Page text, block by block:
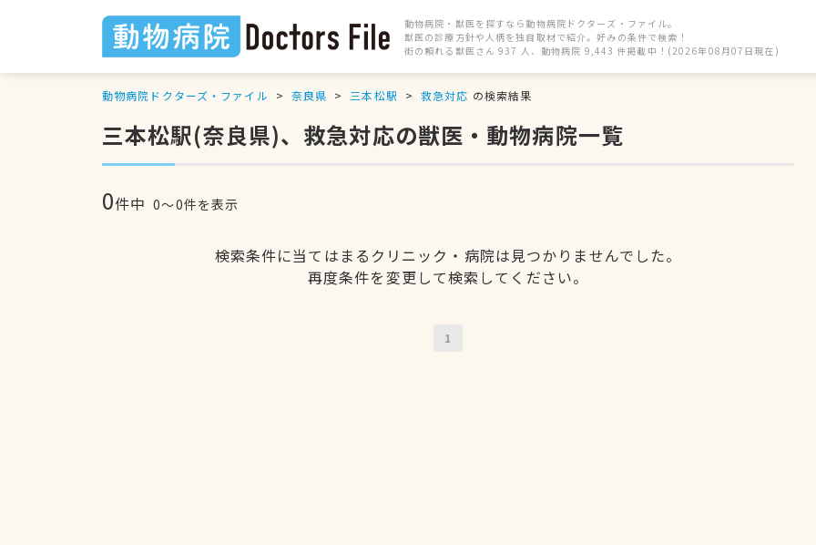
動物病院・獣医を探すなら動物病院ドクターズ・ファイル。
獣医の診療方針や人柄を独自取材で紹介。好みの条件で検索！
街の頼れる獣医さん 937 人、動物病院 9,443 件掲載中！(2026年08月07日現在)
動物病院ドクターズ・ファイル 奈良県 三本松駅 救急対応 の検索結果
三本松駅(奈良県)、救急対応の獣医・動物病院一覧
0件中 0〜0件を表示
検索条件に当てはまるクリニック・病院は見つかりませんでした。
再度条件を変更して検索してください。
1